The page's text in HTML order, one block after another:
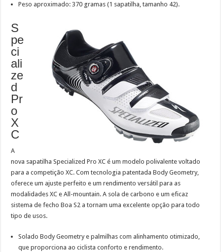
Peso aproximado: 370 gramas (1 sapatilha, tamanho 42).
S
pe
ci
ali
ze
d
Pr
o
X
C
A
nova sapatilha Specialized Pro XC é um modelo polivalente voltado
para a competição XC. Com tecnologia patentada Body Geometry,
oferece um ajuste perfeito e um rendimento versátil para as
modalidades XC e All-mountain. A sola de carbono e um eficaz
sistema de fecho Boa S2 a tornam uma excelente opção para todo
tipo de usos.
Solado Body Geometry e palmilhas com alinhamento otimizado,
que proporciona ao ciclista conforto e rendimento.